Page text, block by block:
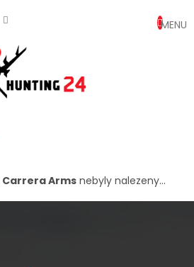
KOŠÍK
Carrera Arms nebyly nalezeny...